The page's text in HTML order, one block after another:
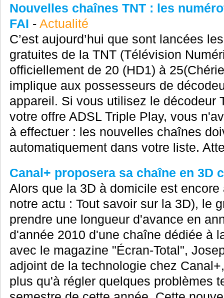
Nouvelles chaînes TNT : les
FAI - Actualité
C’est aujourd’hui que sont lancées
gratuites de la TNT (Télévision
officiellement de 20 (HD1) à
implique aux possesseurs de
appareil. Si vous utilisez le décodeur
votre offre ADSL Triple Play, vous
à effectuer : les nouvelles chaînes
automatiquement dans votre liste.
Canal+ proposera sa chaîne en 3D
Alors que la 3D à domicile est
notre actu : Tout savoir sur la 3D), le
prendre une longueur d'avance en
d'année 2010 d'une chaîne dédiée à
avec le magazine "Écran-Total",
adjoint de la technologie chez
plus qu'à régler quelques problèmes